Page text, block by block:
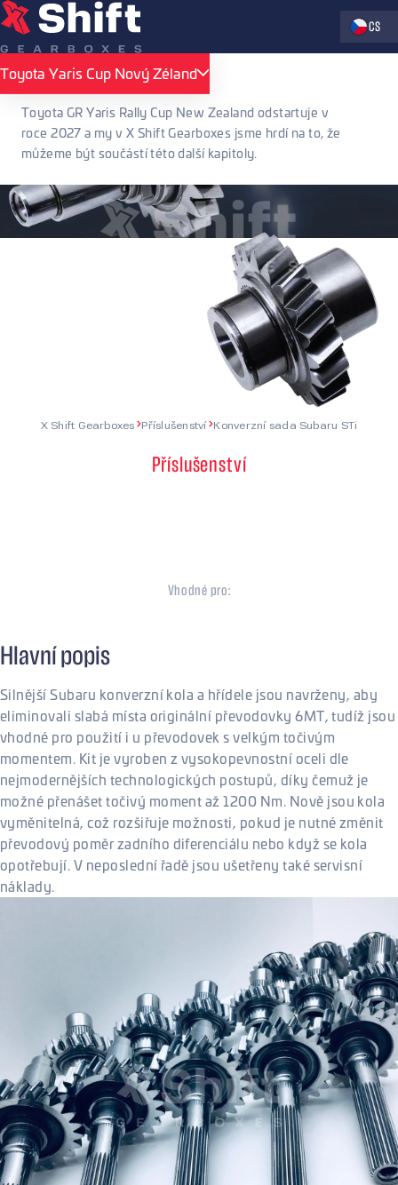
Zvolte
CS
X Shift Gearboxes Příslušenství Konverzní sada Subaru STi
Příslušenství
Vhodné pro:
Hlavní popis
Silnější Subaru konverzní kola a hřídele jsou navrženy, aby
eliminovali slabá místa originální převodovky 6MT, tudíž jsou
vhodné pro použití i u převodovek s velkým točivým
momentem. Kit je vyroben z vysokopevnostní oceli dle
nejmodernějších technologických postupů, díky čemuž je
možné přenášet točivý moment až 1200 Nm. Nově jsou kola
vyměnitelná, což rozšiřuje možnosti, pokud je nutné změnit
převodový poměr zadního diferenciálu nebo když se kola
opotřebují. V neposlední řadě jsou ušetřeny také servisní
náklady.
Toyota Yaris Cup Nový Zéland
Toyota Yaris Cup Nový Zéland
Toyota GR Yaris Rally Cup New Zealand odstartuje v
roce 2027 a my v X Shift Gearboxes jsme hrdí na to, že
můžeme být součástí této další kapitoly.